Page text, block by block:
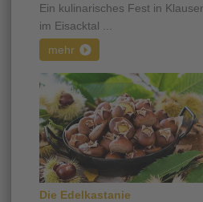
Ein kulinarisches Fest in
im Eisacktal ...
mehr
Die Edelkastanie